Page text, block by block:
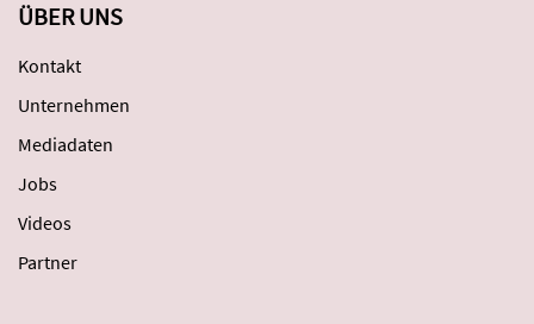
ÜBER UNS
Kontakt
Unternehmen
Mediadaten
Jobs
Videos
Partner